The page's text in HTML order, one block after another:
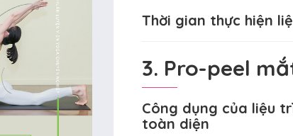
Thời gian thực hiện
3. Pro-peel
Công dụng của liệu
toàn diện